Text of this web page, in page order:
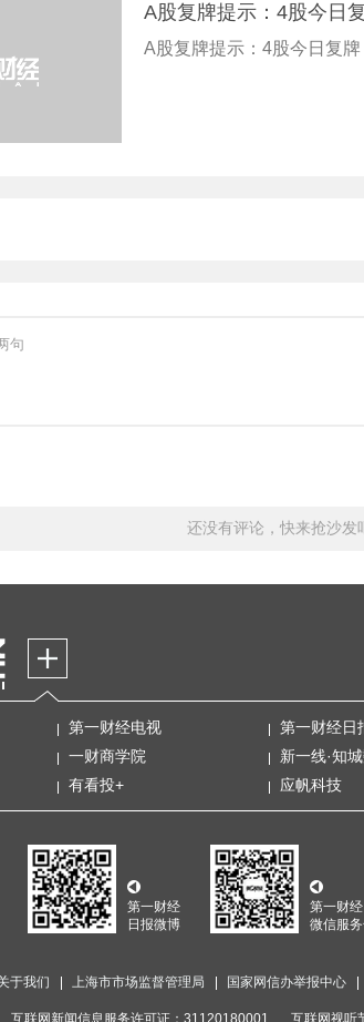
A股复牌提示：4股今日
A股复牌提示：4股今日复牌
还没有评论，快来抢沙发
第一财经电视 第一财经日
一财商学院 新一线·知
有看投+ 应帆科技
第一财经
日报微博
第一财经
微信服
于我们 上海市市场监督管理局 国家网信办举报中心
互联网新闻信息服务许可证：31120180001 互联网视听